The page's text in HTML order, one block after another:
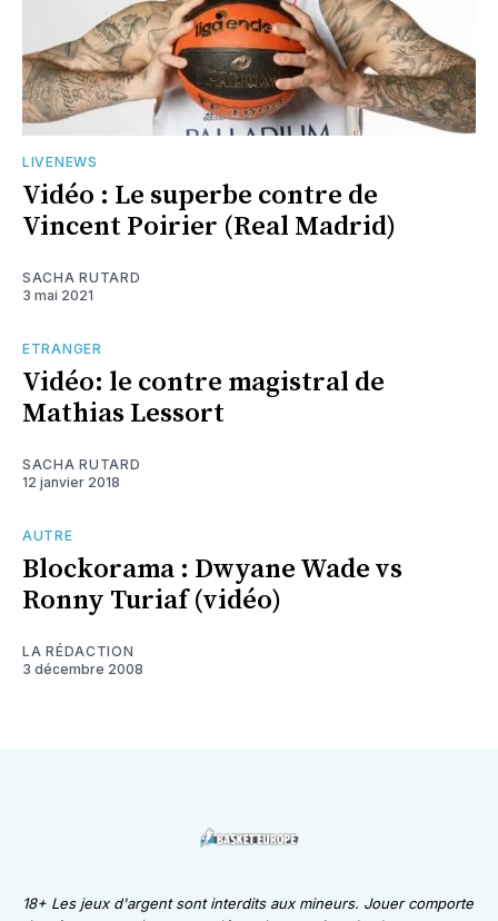
LIVENEWS
Vidéo : Le superbe contre de
Vincent Poirier (Real Madrid)
SACHA RUTARD
3 mai 2021
ETRANGER
Vidéo: le contre magistral de
Mathias Lessort
SACHA RUTARD
12 janvier 2018
AUTRE
Blockorama : Dwyane Wade vs
Ronny Turiaf (vidéo)
LA RÉDACTION
3 décembre 2008
18+ Les jeux d'argent sont interdits aux mineurs. Jouer comporte